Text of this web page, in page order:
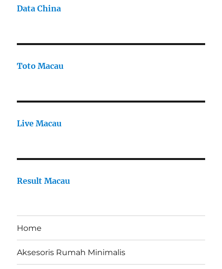
Data China
Toto Macau
Live Macau
Result Macau
Home
Aksesoris Rumah Minimalis